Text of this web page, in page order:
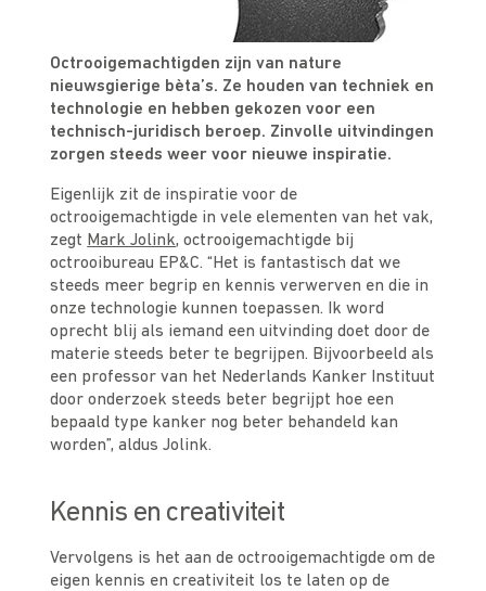
Octrooigemachtigden zijn van nature
nieuwsgierige bèta’s. Ze houden van techniek en
technologie en hebben gekozen voor een
technisch-juridisch beroep. Zinvolle uitvindingen
zorgen steeds weer voor nieuwe inspiratie.
Eigenlijk zit de inspiratie voor de
octrooigemachtigde in vele elementen van het vak,
zegt Mark Jolink, octrooigemachtigde bij
octrooibureau EP&C. “Het is fantastisch dat we
steeds meer begrip en kennis verwerven en die in
onze technologie kunnen toepassen. Ik word
oprecht blij als iemand een uitvinding doet door de
materie steeds beter te begrijpen. Bijvoorbeeld als
een professor van het Nederlands Kanker Instituut
door onderzoek steeds beter begrijpt hoe een
bepaald type kanker nog beter behandeld kan
worden”, aldus Jolink.
Kennis en creativiteit
Vervolgens is het aan de octrooigemachtigde om de
eigen kennis en creativiteit los te laten op de